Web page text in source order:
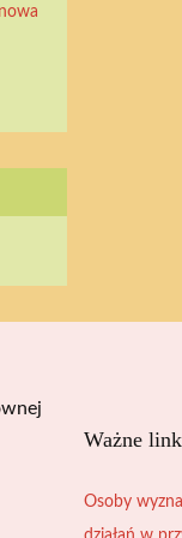
2026
Ważne
Osoby